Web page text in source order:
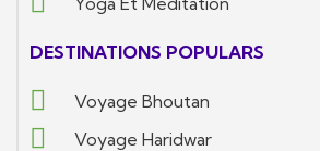
DESTINATIONS POPULARS
Voyage Bhoutan
Voyage Haridwar